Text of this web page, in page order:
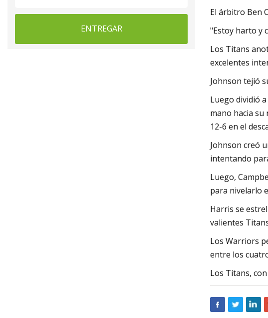
ENTREGAR
El árbitro Ben
"Estoy harto y
Los Titans
excelentes
Johnson tejió
Luego dividió
mano hacia
12-6 en el
Johnson creó
intentando
Luego,
para nivelarlo
Harris se
valientes
Los Warriors
entre los
Los Titans,